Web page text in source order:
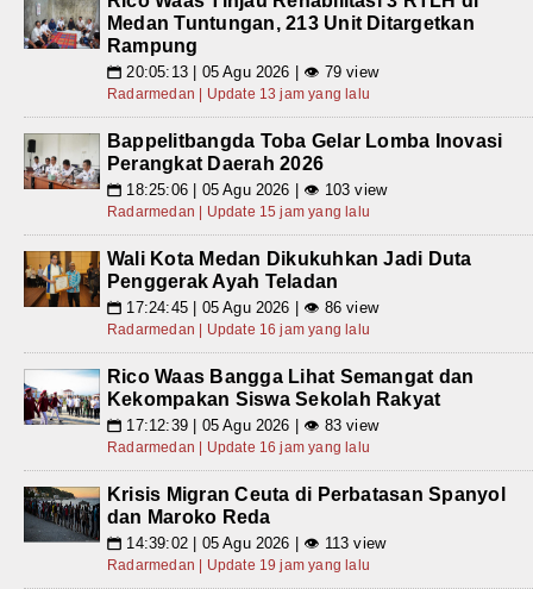
Medan Tuntungan, 213 Unit Ditargetkan
Rampung
📅 20:05:13 | 05 Agu 2026 | 👁 79 view
Radarmedan | Update 13 jam yang lalu
Bappelitbangda Toba Gelar Lomba Inovasi
Perangkat Daerah 2026
📅 18:25:06 | 05 Agu 2026 | 👁 103 view
Radarmedan | Update 15 jam yang lalu
Wali Kota Medan Dikukuhkan Jadi Duta
Penggerak Ayah Teladan
📅 17:24:45 | 05 Agu 2026 | 👁 86 view
Radarmedan | Update 16 jam yang lalu
Rico Waas Bangga Lihat Semangat dan
Kekompakan Siswa Sekolah Rakyat
📅 17:12:39 | 05 Agu 2026 | 👁 83 view
Radarmedan | Update 16 jam yang lalu
Krisis Migran Ceuta di Perbatasan Spanyol
dan Maroko Reda
📅 14:39:02 | 05 Agu 2026 | 👁 113 view
Radarmedan | Update 19 jam yang lalu